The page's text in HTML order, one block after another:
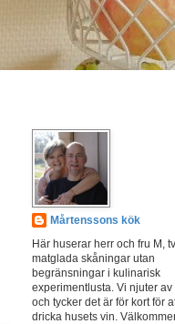
Mårtenssons kök
Här huserar herr och fru M,
matglada skåningar utan
begränsningar i kulinarisk
experimentlusta. Vi njuter av
och tycker det är för kort för
dricka husets vin.